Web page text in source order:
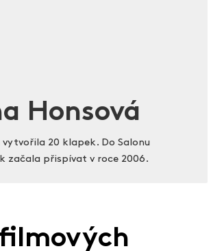
Honsová
20 klapek. Do Salonu
začala přispívat v roce 2006.